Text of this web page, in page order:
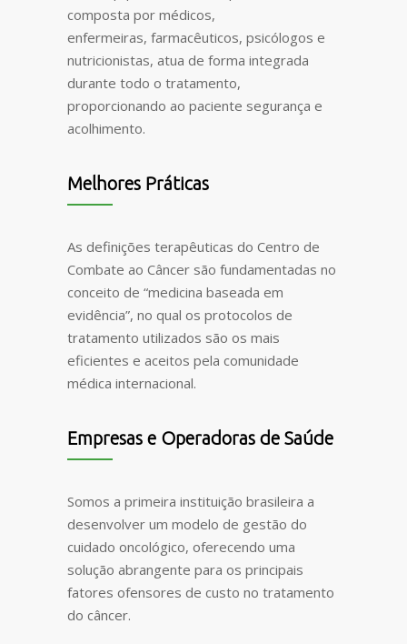
composta por médicos,
enfermeiras, farmacêuticos, psicólogos e
nutricionistas, atua de forma integrada
durante todo o tratamento,
proporcionando ao paciente segurança e
acolhimento.
Melhores Práticas
As definições terapêuticas do Centro de
Combate ao Câncer são fundamentadas no
conceito de “medicina baseada em
evidência”, no qual os protocolos de
tratamento utilizados são os mais
eficientes e aceitos pela comunidade
médica internacional.
Empresas e Operadoras de Saúde
Somos a primeira instituição brasileira a
desenvolver um modelo de gestão do
cuidado oncológico, oferecendo uma
solução abrangente para os principais
fatores ofensores de custo no tratamento
do câncer.